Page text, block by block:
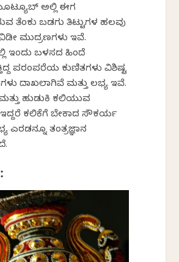
ಅಲ್ಲಿ ಈಗ
ತೆಂಕು ಬಡಗು ತಿಟ್ಟುಗಳ ಹಲವು
ಮುದ್ರಣಗಳು ಇವೆ.
ಇಂದು ಬಳಸದ ಹಿಂದೆ
ಪರಂಪರೆಯ ಕುಣಿತಗಳು ವಿಶಿಷ್ಟ
ದಾಖಲಾಗಿವೆ ಮತ್ತು ಲಭ್ಯ ಇವೆ.
ಹುಡುಕಿ ಕಲಿಯುವ
ಕಲಿಕೆಗೆ ಬೇಕಾದ ಸೌಕರ್ಯ
ಎರಡನ್ನೂ ತಂತ್ರಜ್ಞಾನ